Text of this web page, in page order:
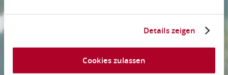
Details zeigen
Cookies zulassen